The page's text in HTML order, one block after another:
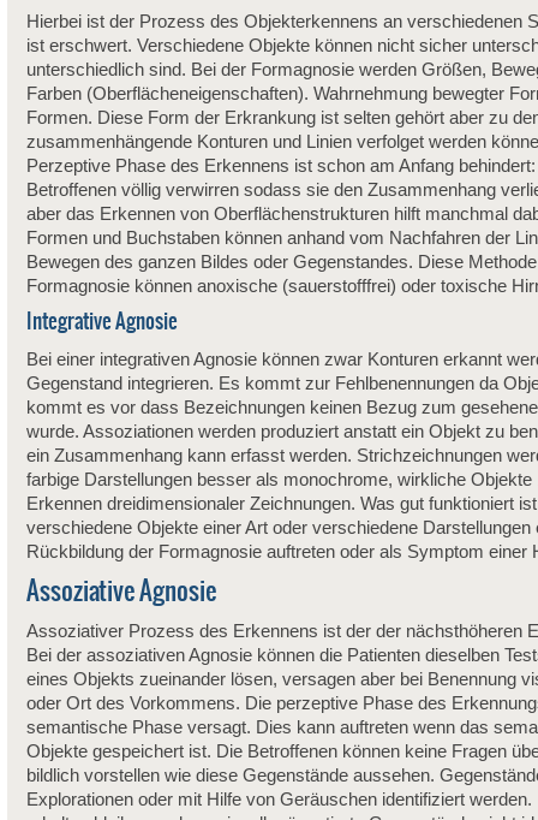
Hierbei ist der Prozess des Objekterkennens an verschiedenen
ist erschwert. Verschiedene Objekte können nicht sicher
unterschiedlich sind. Bei der Formagnosie werden Größen,
Farben (Oberflächeneigenschaften). Wahrnehmung bewegter
Formen. Diese Form der Erkrankung ist selten gehört aber zu
zusammenhängende Konturen und Linien verfolget werden
Perzeptive Phase des Erkennens ist schon am Anfang
Betroffenen völlig verwirren sodass sie den Zusammenhang
aber das Erkennen von Oberflächenstrukturen hilft manchmal
Formen und Buchstaben können anhand vom Nachfahren der
Bewegen des ganzen Bildes oder Gegenstandes. Diese
Formagnosie können anoxische (sauerstofffrei) oder toxische
Integrative Agnosie
Bei einer integrativen Agnosie können zwar Konturen erkannt
Gegenstand integrieren. Es kommt zur Fehlbenennungen da
kommt es vor dass Bezeichnungen keinen Bezug zum
wurde. Assoziationen werden produziert anstatt ein Objekt zu
ein Zusammenhang kann erfasst werden. Strichzeichnungen
farbige Darstellungen besser als monochrome, wirkliche
Erkennen dreidimensionaler Zeichnungen. Was gut funktioniert
verschiedene Objekte einer Art oder verschiedene
Rückbildung der Formagnosie auftreten oder als Symptom
Assoziative Agnosie
Assoziativer Prozess des Erkennens ist der der nächsthöheren
Bei der assoziativen Agnosie können die Patienten dieselben
eines Objekts zueinander lösen, versagen aber bei Benennung
oder Ort des Vorkommens. Die perzeptive Phase des
semantische Phase versagt. Dies kann auftreten wenn das
Objekte gespeichert ist. Die Betroffenen können keine Fragen
bildlich vorstellen wie diese Gegenstände aussehen.
Explorationen oder mit Hilfe von Geräuschen identifiziert